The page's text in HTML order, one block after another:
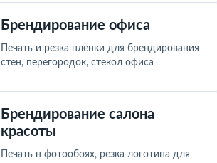
Брендирование офиса
Печать и резка пленки для брендирования
стен, перегородок, стекол офиса
Брендирование салона
красоты
Печать н фотообоях, резка логотипа для